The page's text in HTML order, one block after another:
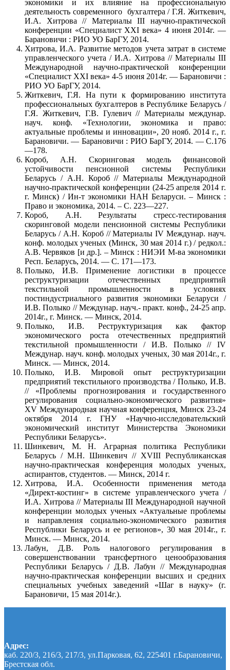
экономики и их влияние на профессиональную
деятельность современного бухгалтера / Г.Я. Житкевич,
И.А. Хитрова // Материалы III научно-практической
конференции «Специалист XXI века» 4 июня 2014г. —
Барановичи : РИО УО БарГУ, 2014.
Хитрова, И.А. Развитие методов учета затрат в системе
управленческого учета / И.А. Хитрова // Материалы III
Международной научно-практической конференции
«Специалист ХХI века» 4-5 июня 2014г. — Барановичи :
РИО УО БарГУ, 2014.
Житкевич, Г.Я. На пути к формированию института
профессиональных бухгалтеров в Республике Беларусь /
Г.Я. Житкевич, Г.В. Гулевич // Материалы междунар.
науч. конф. «Технологии, экономика и право:
актуальные проблемы и инновации», 20 нояб. 2014 г., г.
Барановичи. — Барановичи : РИО БарГУ, 2014. — С.176
—178.
Короб, А.Н. Скоринговая модель финансовой
устойчивости пенсионной системы Республики
Беларусь / А.Н. Короб // Материалы Международной
научно-практической конференции (24-25 апреля 2014 г.
г. Минск) / Ин-т экономики НАН Беларуси. – Минск :
Право и экономика, 2014. – С. 223—227.
Короб, А.Н. Результаты стресс-тестирования
скоринговой модели пенсионной системы Республики
Беларусь / А.Н. Короб // Материалы IV Междунар. науч.
конф. молодых ученых (Минск, 30 мая 2014 г.) / редкол.:
А.В. Червяков [и др.]. – Минск : НИЭИ М-ва экономики
Респ. Беларусь, 2014. — С. 171—173.
Полыко, И.В. Применение логистики в процессе
реструктуризации отечественных предприятий
текстильной промышленности в условиях
постиндустриального развития экономики Беларуси /
И.В. Полыко // Междунар. науч.- практ. конф., 24-25 апр.
2014г., г. Минск. — Минск, 2014.
Полыко, И.В. Реструктуризация как фактор
экономического роста отечественных предприятий
текстильной промышленности / И.В. Полыко // IV
Междунар. науч. конф. молодых ученых, 30 мая 2014г., г.
Минск. — Минск, 2014.
Полыко, И.В. Мировой опыт реструктуризации
предприятий текстильного производства / Полыко, И.В.
// «Проблемы прогнозирования и государственного
регулирования социально-экономического развития»
ХV Международная научная конференция, Минск 23-24
октября 2014 г. ГНУ «Научно-исследовательский
экономический институт Министерства Экономики
Республики Беларусь».
Шинкевич, М. Н. Аграрная политика Республики
Беларусь / М.Н. Шинкевич // XVIII Республиканская
научно-практическая конференция молодых ученых,
аспирантов, студентов. — Минск, 2014 г.
Хитрова, И.А. Особенности применения метода
«Директ-костинг» в системе управленческого учета /
И.А. Хитрова // Материалы III Международной научной
конференции молодых ученых «Актуальные проблемы
и направления социально-экономического развития
Республики Беларусь и ее регионов», 30 мая 2014г., г.
Минск. — Минск, 2014.
Лабун, Д.В. Роль налогового регулирования в
совершенствовании трансфертного ценообразования
Республики Беларусь / Д.В. Лабун // Международная
научно-практическая конференции высших и средних
специальных учебных заведений «Шаг в науку» (г.
Барановичи, 15 мая 2014г.).
Адрес:
каб. 220/3, 216/3, 217/3, ул.Парковая, 62, 225401 г.Барановичи,
Брестская обл.